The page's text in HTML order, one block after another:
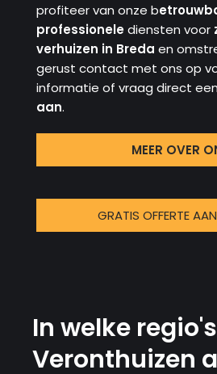
profiteer van onze b
professionelediensten voor
verhuizen in Breda en
gerust contact met ons op
informatie of vraag direct een
aan.
MEER OVER
GRATIS OFFERTE
In welke
Veronthuizen